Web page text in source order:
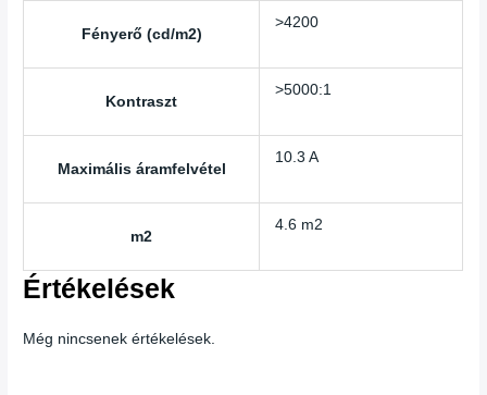
Fényerő (cd/m2)
>4200
Kontraszt
>5000:1
Maximális áramfelvétel
10.3 A
m2
4.6 m2
Értékelések
Még nincsenek értékelések.